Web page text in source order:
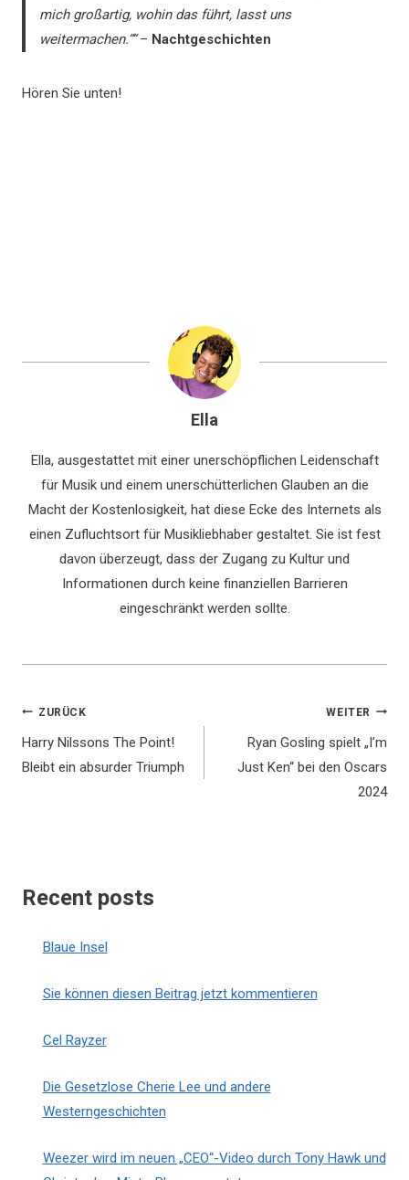
mich großartig, wohin das führt, lasst uns
weitermachen.““– Nachtgeschichten
Hören Sie unten!
Ella
Ella, ausgestattet mit einer unerschöpflichen Leidenschaft
für Musik und einem unerschütterlichen Glauben an die
Macht der Kostenlosigkeit, hat diese Ecke des Internets als
einen Zufluchtsort für Musikliebhaber gestaltet. Sie ist fest
davon überzeugt, dass der Zugang zu Kultur und
Informationen durch keine finanziellen Barrieren
eingeschränkt werden sollte.
Beitragsnavigation
ZURÜCK
Harry Nilssons The Point!
Bleibt ein absurder Triumph
WEITER
Ryan Gosling spielt „I’m
Just Ken“ bei den Oscars
2024
Recent posts
Blaue Insel
Sie können diesen Beitrag jetzt kommentieren
Cel Rayzer
Die Gesetzlose Cherie Lee und andere
Westerngeschichten
Weezer wird im neuen „CEO“-Video durch Tony Hawk und